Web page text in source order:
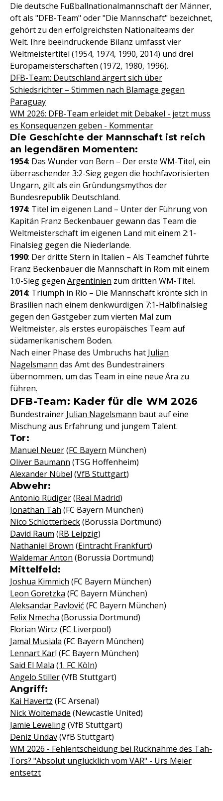
Die deutsche Fußballnationalmannschaft der Männer,
oft als "DFB-Team" oder "Die Mannschaft" bezeichnet,
gehört zu den erfolgreichsten Nationalteams der
Welt. Ihre beeindruckende Bilanz umfasst vier
Weltmeistertitel (1954, 1974, 1990, 2014) und drei
Europameisterschaften (1972, 1980, 1996).
DFB-Team: Deutschland ärgert sich über
Schiedsrichter – Stimmen nach Blamage gegen
Paraguay
WM 2026: DFB-Team erleidet mit Debakel - jetzt muss
es Konsequenzen geben - Kommentar
Die Geschichte der Mannschaft ist reich
an legendären Momenten:
1954: Das Wunder von Bern – Der erste WM-Titel, ein
überraschender 3:2-Sieg gegen die hochfavorisierten
Ungarn, gilt als ein Gründungsmythos der
Bundesrepublik Deutschland.
1974: Titel im eigenen Land – Unter der Führung von
Kapitän Franz Beckenbauer gewann das Team die
Weltmeisterschaft im eigenen Land mit einem 2:1-
Finalsieg gegen die Niederlande.
1990: Der dritte Stern in Italien – Als Teamchef führte
Franz Beckenbauer die Mannschaft in Rom mit einem
1:0-Sieg gegen Argentinien zum dritten WM-Titel.
2014: Triumph in Rio – Die Mannschaft krönte sich in
Brasilien nach einem denkwürdigen 7:1-Halbfinalsieg
gegen den Gastgeber zum vierten Mal zum
Weltmeister, als erstes europäisches Team auf
südamerikanischem Boden.
Nach einer Phase des Umbruchs hat Julian
Nagelsmann das Amt des Bundestrainers
übernommen, um das Team in eine neue Ära zu
führen.
DFB-Team: Kader für die WM 2026
Bundestrainer Julian Nagelsmann baut auf eine
Mischung aus Erfahrung und jungem Talent.
Tor:
Manuel Neuer(FC Bayern München)
Oliver Baumann (TSG Hoffenheim)
Alexander Nübel (VfB Stuttgart)
Abwehr:
Antonio Rüdiger(Real Madrid)
Jonathan Tah (FC Bayern München)
Nico Schlotterbeck(Borussia Dortmund)
David Raum (RB Leipzig)
Nathaniel Brown (Eintracht Frankfurt)
Waldemar Anton (Borussia Dortmund)
Mittelfeld:
Joshua Kimmich (FC Bayern München)
Leon Goretzka (FC Bayern München)
Aleksandar Pavlović (FC Bayern München)
Felix Nmecha (Borussia Dortmund)
Florian Wirtz (FC Liverpool)
Jamal Musiala (FC Bayern München)
Lennart Karl (FC Bayern München)
Said El Mala (1. FC Köln)
Angelo Stiller(VfB Stuttgart)
Angriff:
Kai Havertz (FC Arsenal)
Nick Woltemade (Newcastle United)
Jamie Leweling(VfB Stuttgart)
Deniz Undav(VfB Stuttgart)
WM 2026 - Fehlentscheidung bei Rücknahme des Tah-
Tors? "Absolut unglücklich vom VAR" - Urs Meier
entsetzt